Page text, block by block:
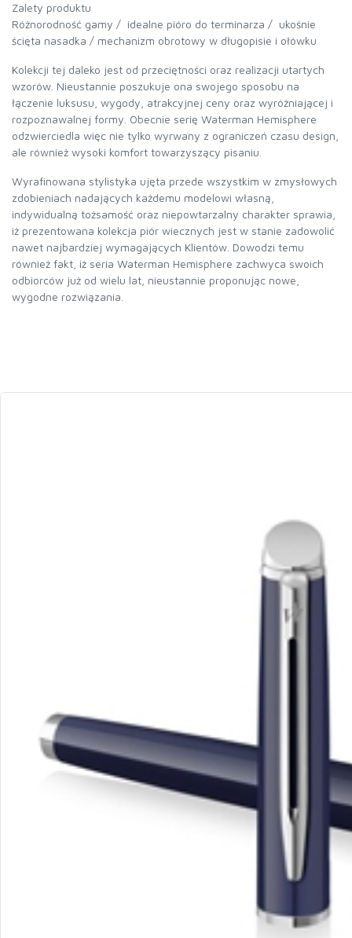
Zalety produktu
Różnorodność gamy / idealne pióro do terminarza / ukośnie
ścięta nasadka / mechanizm obrotowy w długopisie i ołówku
Kolekcji tej daleko jest od przeciętności oraz realizacji utartych
wzorów. Nieustannie poszukuje ona swojego sposobu na
łączenie luksusu, wygody, atrakcyjnej ceny oraz wyróżniającej i
rozpoznawalnej formy. Obecnie serię Waterman Hemisphere
odzwierciedla więc nie tylko wyrwany z ograniczeń czasu design,
ale również wysoki komfort towarzyszący pisaniu.
Wyrafinowana stylistyka ujęta przede wszystkim w zmysłowych
zdobieniach nadających każdemu modelowi własną,
indywidualną tożsamość oraz niepowtarzalny charakter sprawia,
iż prezentowana kolekcja piór wiecznych jest w stanie zadowolić
nawet najbardziej wymagających Klientów. Dowodzi temu
również fakt, iż seria Waterman Hemisphere zachwyca swoich
odbiorców już od wielu lat, nieustannie proponując nowe,
wygodne rozwiązania.